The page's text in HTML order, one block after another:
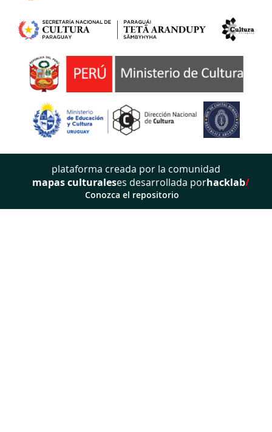
plataforma creada por la comunidad
mapas culturaleses desarrollada porhacklab/
Conozca el repositorio